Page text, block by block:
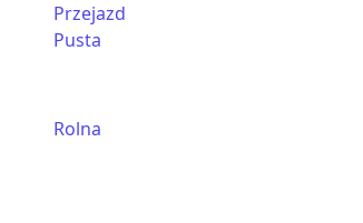
Przejazd
Pusta
Rolna